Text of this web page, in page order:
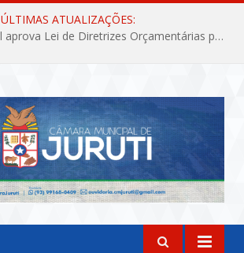
ÚLTIMAS ATUALIZAÇÕES:
Câmara Municipal aprova Lei de Diretrizes Orçamentárias para o exercício financeiro de 2027